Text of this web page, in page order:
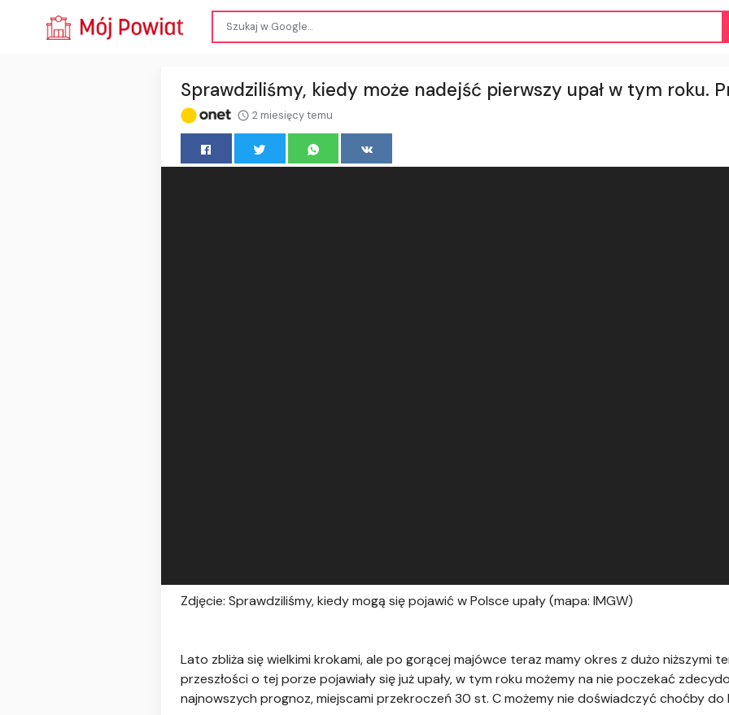
Sprawdziliśmy, kiedy może nadejść pierwszy upał w tym roku.
2 miesięcy temu
Zdjęcie: Sprawdziliśmy, kiedy mogą się pojawić w Polsce upały (mapa: IMGW)
Lato zbliża się wielkimi krokami, ale po gorącej majówce teraz mamy okres z dużo niższymi
przeszłości o tej porze pojawiały się już upały, w tym roku możemy na nie poczekać
najnowszych prognoz, miejscami przekroczeń 30 st. C możemy nie doświadczyć choćby do